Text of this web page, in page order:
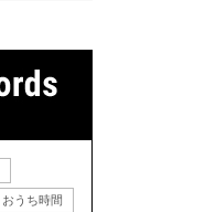
おうち時間